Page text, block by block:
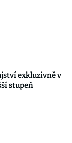
exkluzivně v
stupeň